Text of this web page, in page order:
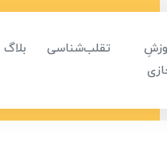
تقلب‌شناسی بلاگ